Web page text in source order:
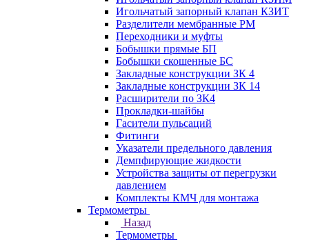
Игольчатый запорный клапан КЗИТ
Разделители мембранные РМ
Переходники и муфты
Бобышки прямые БП
Бобышки скошенные БС
Закладные конструкции ЗК 4
Закладные конструкции ЗК 14
Расширители по ЗК4
Прокладки-шайбы
Гасители пульсаций
Фитинги
Указатели предельного давления
Демпфирующие жидкости
Устройства защиты от перегрузки
давлением
Комплекты КМЧ для монтажа
Термометры
Назад
Термометры